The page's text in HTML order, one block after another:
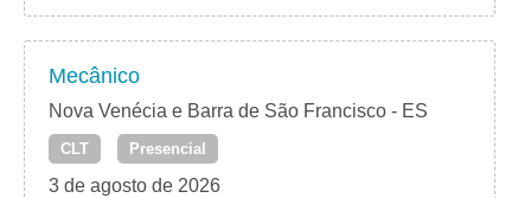
Mecânico
Nova Venécia e Barra de São Francisco - ES
CLT Presencial
3 de agosto de 2026